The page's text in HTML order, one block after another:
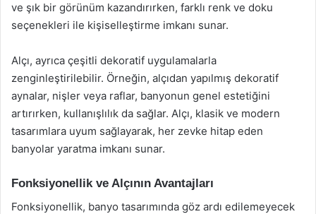
ve şık bir görünüm kazandırırken, farklı renk ve doku
seçenekleri ile kişiselleştirme imkanı sunar.
Alçı, ayrıca çeşitli dekoratif uygulamalarla
zenginleştirilebilir. Örneğin, alçıdan yapılmış dekoratif
aynalar, nişler veya raflar, banyonun genel estetiğini
artırırken, kullanışlılık da sağlar. Alçı, klasik ve modern
tasarımlara uyum sağlayarak, her zevke hitap eden
banyolar yaratma imkanı sunar.
Fonksiyonellik ve Alçının Avantajları
Fonksiyonellik, banyo tasarımında göz ardı edilemeyecek